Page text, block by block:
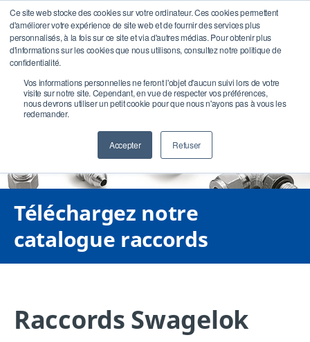
Ce site web stocke des cookies sur votre ordinateur. Ces cookies permettent
d'améliorer votre expérience de site web et de fournir des services plus
personnalisés, à la fois sur ce site et via d'autres médias. Pour obtenir plus
d'informations sur les cookies que nous utilisons, consultez notre politique de
confidentialité.
Vos informations personnelles ne feront l'objet d'aucun suivi lors de votre
visite sur notre site. Cependant, en vue de respecter vos préférences,
nous devrons utiliser un petit cookie pour que nous n'ayons pas à vous les
redemander.
Accepter Refuser
Téléchargez notre
catalogue raccords
Raccords Swagelok